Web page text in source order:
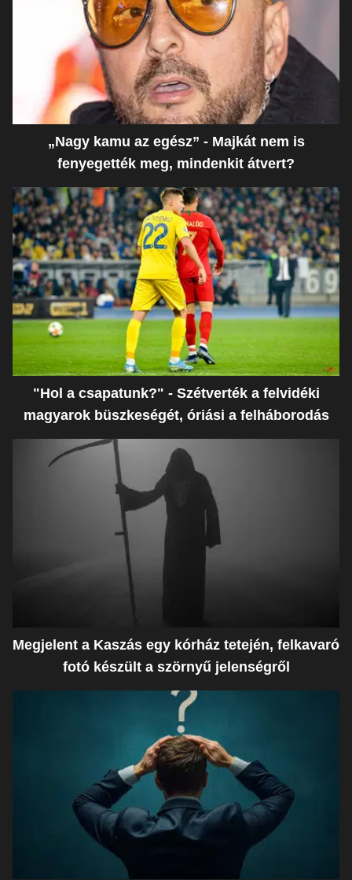
„Nagy kamu az egész” - Majkát nem is
fenyegették meg, mindenkit átvert?
"Hol a csapatunk?" - Szétverték a felvidéki
magyarok büszkeségét, óriási a felháborodás
Megjelent a Kaszás egy kórház tetején, felkavaró
fotó készült a szörnyű jelenségről